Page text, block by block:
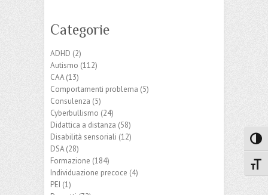
Categorie
ADHD (2)
Autismo (112)
CAA(13)
Comportamenti problema (5)
Consulenza (5)
Cyberbullismo (24)
Didattica a distanza (58)
Disabilità sensoriali (12)
DSA(28)
Formazione (184)
Individuazione precoce (4)
PEI (1)